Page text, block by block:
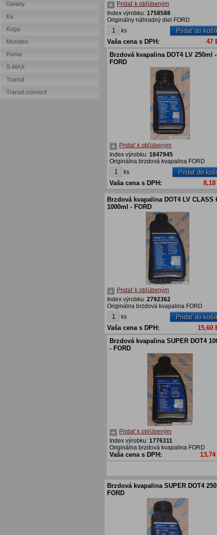
Galaxy
Ka
Kuga
Mondeo
Puma
S-MAX
Transit
Transit connect
Pridať k obľúbeným
Index výrobku: 1758588
Originálny náhradný diel FORD
ks
Pridať do
Vaša cena s DPH:
47
Brzdová kvapalina DOT4 LV 250ml -
FORD
Pridať k obľúbeným
Index výrobku: 1847945
Originálna brzdová kvapalina FORD
ks
Pridať do
Vaša cena s DPH:
8,18
Brzdová kvapalina DOT4 LV CLASS
1000ml - FORD
Pridať k obľúbeným
Index výrobku: 2792362
Originálna brzdová kvapalina FORD
ks
Pridať do
Vaša cena s DPH:
15,60
Brzdová kvapalina SUPER DOT4
- FORD
Pridať k obľúbeným
Index výrobku: 1776311
Originálna brzdová kvapalina FORD
Vaša cena s DPH: 13,74
Brzdová kvapalina SUPER DOT4
FORD